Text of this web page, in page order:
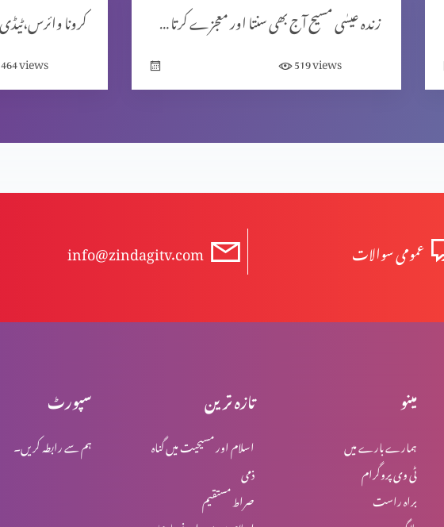
464views
زندہ عیسٰی مسیح آج بھی سنتا اور معجزے کرتا ہے۔
519views
info@zindagitv.com عمومی سوالات
سپورٹ
ہم سے رابطہ کریں۔
تازہ ترین
اسلام اور مسیحیت میں گناہ
ذمی
صراط مستقیم
مینو
ہمارے بارے میں
ٹی وی پروگرام
براہ راست